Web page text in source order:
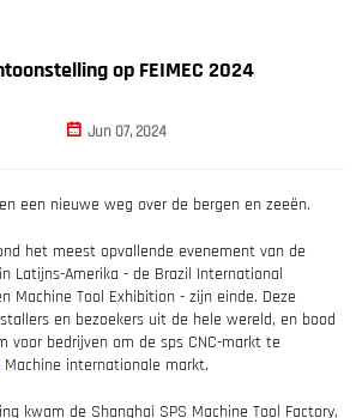
op FEIMEC 2024
Jun 07, 2024
een nieuwe weg over de bergen en zeeën.
het meest opvallende evenement van de
Latijns-Amerika - de Brazil International
Machine Tool Exhibition - zijn einde. Deze
en bezoekers uit de hele wereld, en bood
voor bedrijven om de sps CNC-markt te
Machine internationale markt.
kwam de Shanghai SPS Machine Tool Factory,